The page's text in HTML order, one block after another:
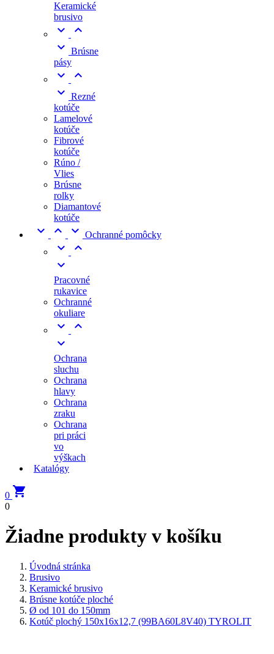
Keramické
brusivo


 Brúsne
pásy


 Rezné
kotúče
Lamelové
kotúče
Fibrové
kotúče
Rúno /
Vlies
Brúsne
rolky
Diamantové
kotúče
   Ochranné pomôcky



Pracovné
rukavice
Ochranné
okuliare



Ochrana
sluchu
Ochrana
hlavy
Ochrana
zraku
Ochrana
pri práci
vo
výškach
Katalógy
0 
0
Žiadne produkty v košíku
Úvodná stránka
Brusivo
Keramické brusivo
Brúsne kotúče ploché
Ø od 101 do 150mm
Kotúč plochý 150x16x12,7 (99BA60L8V40) TYROLIT